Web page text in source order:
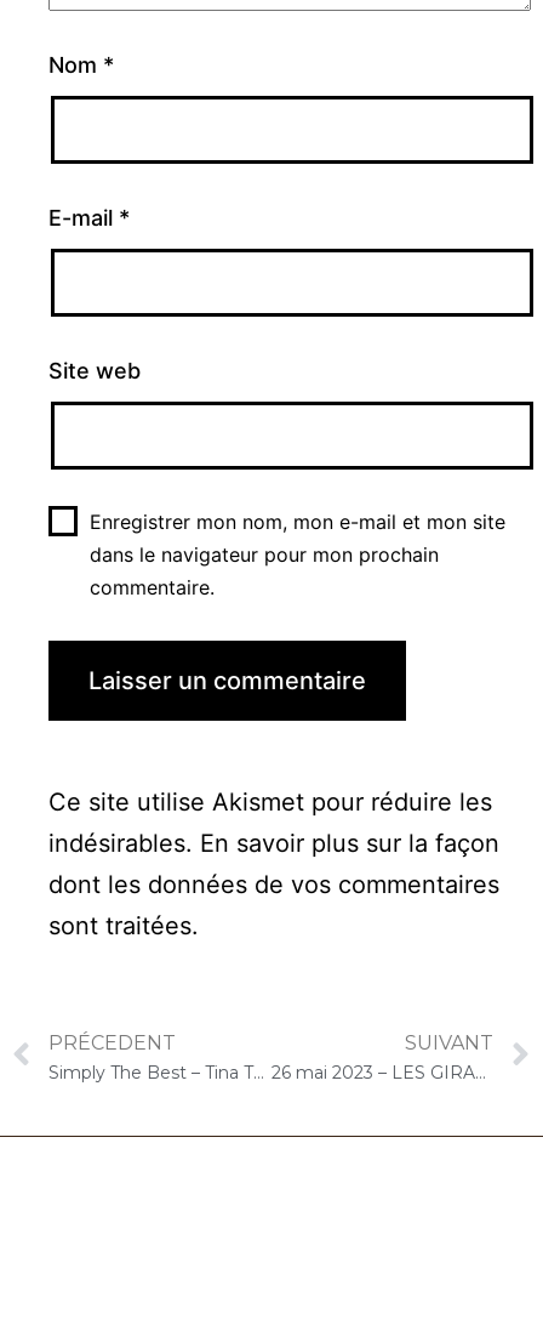
Nom *
E-mail *
Site web
Enregistrer mon nom, mon e-mail et mon site
dans le navigateur pour mon prochain
commentaire.
Ce site utilise Akismet pour réduire les
indésirables. En savoir plus sur la façon
dont les données de vos commentaires
sont traitées.
PRÉCEDENT
Simply The Best – Tina Turner
SUIVANT
26 mai 2023 – LES GIRANDIERES (Morangis) : Concert « Duo CelloPiano »